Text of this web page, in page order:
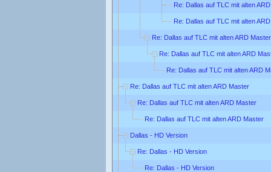
Re: Dallas auf TLC mit alten
Re: Dallas auf TLC mit alten
Re: Dallas auf TLC mit alten ARD Master
Re: Dallas auf TLC mit alten ARD
Re: Dallas auf TLC mit alten ARD
Re: Dallas auf TLC mit alten ARD Master
Re: Dallas auf TLC mit alten ARD Master
Re: Dallas auf TLC mit alten ARD Master
Dallas - HD Version
Re: Dallas - HD Version
Re: Dallas - HD Version